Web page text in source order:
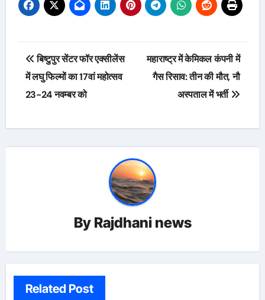
Post
navigation
बिष्टुपुर सेंटर फॉर एक्सीलेंस
में लघु फिल्मों का 17वां महोत्सव
23-24 नवम्बर को
महाराष्ट्र में केमिकल कंपनी में
गैस रिसाव: तीन की मौत, नौ
अस्पताल में भर्ती
By Rajdhani news
Related Post